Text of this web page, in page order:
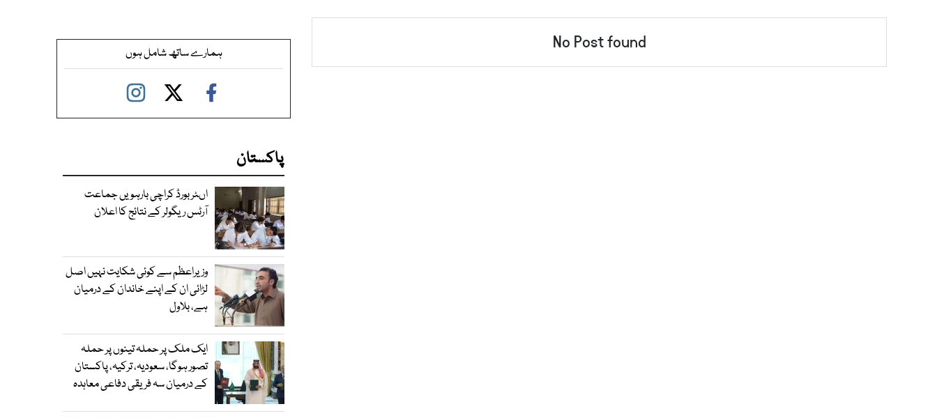
No Post found ہمارے ساتھ شامل ہوں
پاکستان
اںٹر بورڈ کراچی بارہویں جماعت
آرٹس ریگولر کے نتائج کا اعلان
وزیراعظم سے کوئی شکایت نہیں اصل
لڑائی ان کے اپنے خاندان کے درمیان
ہے، بلاول
ایک ملک پر حملہ تینوں پر حملہ
تصور ہوگا، سعودیہ، ترکیہ، پاکستان
کے درمیان سہ فریقی دفاعی معاہدہ